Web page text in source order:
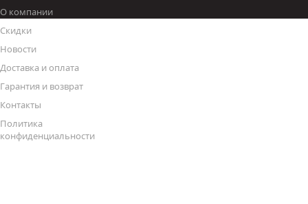
О компании
Скидки
Новости
Доставка и оплата
Гарантия и возврат
Контакты
Политика
конфиденциальности